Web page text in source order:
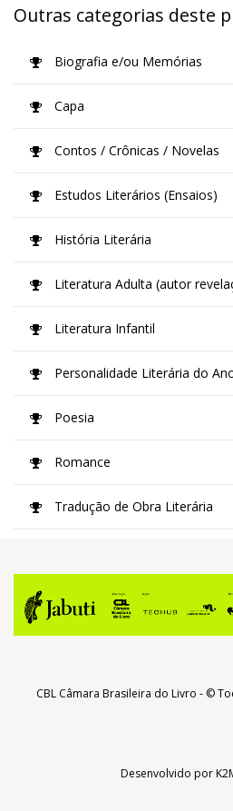
Outras categorias deste
Biografia e/ou Memórias
Capa
Contos / Crônicas / Novelas
Estudos Literários (Ensaios)
História Literária
Literatura Adulta (autor
Literatura Infantil
Personalidade Literária do
Poesia
Romance
Tradução de Obra Literária
CBL Câmara Brasileira do Livro - ©
Desenvolvido por